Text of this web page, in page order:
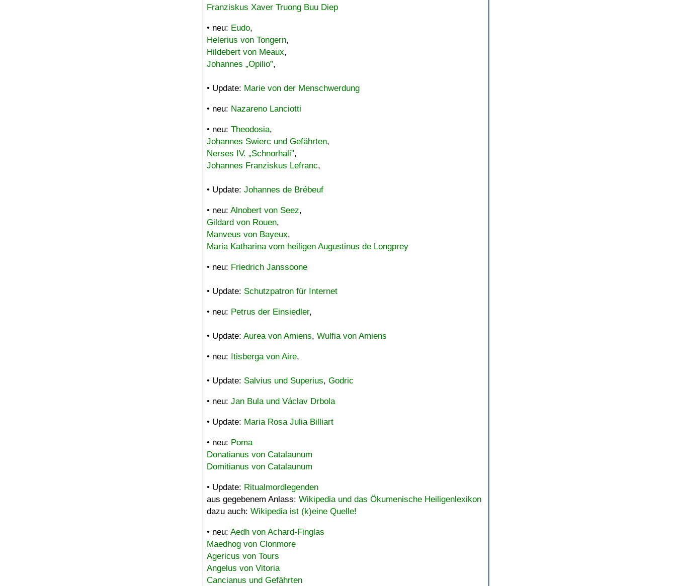
Franziskus Xaver Truong Buu Diep
• neu: Eudo,
Helerius von Tongern,
Hildebert von Meaux,
Johannes „Opilio”,
• Update: Marie von der Menschwerdung
• neu: Nazareno Lanciotti
• neu: Theodosia,
Johannes Swierc und Gefährten,
Nerses IV. „Schnorhali”,
Johannes Franziskus Lefranc,
• Update: Johannes de Brébeuf
• neu: Alnobert von Seez,
Gildard von Rouen,
Manveus von Bayeux,
Maria Katharina vom heiligen Augustinus de Longprey
• neu: Friedrich Janssoone
• Update: Schutzpatron für Internet
• neu: Petrus der Einsiedler,
• Update: Aurea von Amiens, Wulfia von Amiens
• neu: Itisberga von Aire,
• Update: Salvius und Superius, Godric
• neu: Jan Bula und Václav Drbola
• Update: Maria Rosa Julia Billiart
• neu: Poma
Donatianus von Catalaunum
Domitianus von Catalaunum
• Update: Ritualmordlegenden
aus gegebenem Anlass: Wikipedia und das Ökumenische Heiligenlexikon
dazu auch: Wikipedia ist (k)eine Quelle!
• neu: Aedh von Achard-Finglas
Maedhog von Clonmore
Agericus von Tours
Angelus von Vitoria
Cancianus und Gefährten